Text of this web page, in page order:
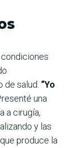
de salud. “Yo
una
a cirugía,
y las
produce la